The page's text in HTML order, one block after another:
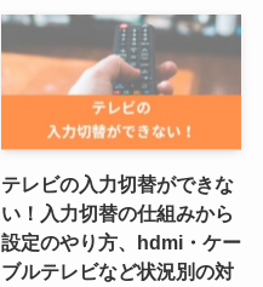
テレビの入力切替ができな
い！入力切替の仕組みから
設定のやり方、hdmi・ケー
ブルテレビなど状況別の対